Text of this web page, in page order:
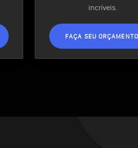
incríveis.
FAÇA SEU